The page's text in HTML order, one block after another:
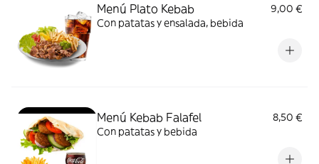
Menú Plato Kebab
9,00 €
Con patatas y ensalada, bebida
Menú Kebab Falafel
8,50 €
Con patatas y bebida